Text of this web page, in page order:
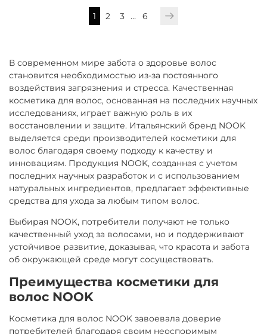
1 2 3 … 6
В современном мире забота о здоровье волос
становится необходимостью из-за постоянного
воздействия загрязнения и стресса. Качественная
косметика для волос, основанная на последних научных
исследованиях, играет важную роль в их
восстановлении и защите. Итальянский бренд NOOK
выделяется среди производителей косметики для
волос благодаря своему подходу к качеству и
инновациям. Продукция NOOK, созданная с учетом
последних научных разработок и с использованием
натуральных ингредиентов, предлагает эффективные
средства для ухода за любым типом волос.
Выбирая NOOK, потребители получают не только
качественный уход за волосами, но и поддерживают
устойчивое развитие, доказывая, что красота и забота
об окружающей среде могут сосуществовать.
Преимущества косметики для
волос NOOK
Косметика для волос NOOK завоевала доверие
потребителей благодаря своим неоспоримым